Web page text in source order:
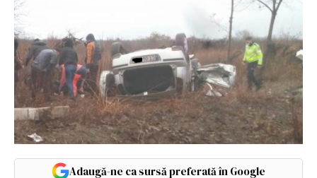
Adaugă-ne ca sursă preferată în Google